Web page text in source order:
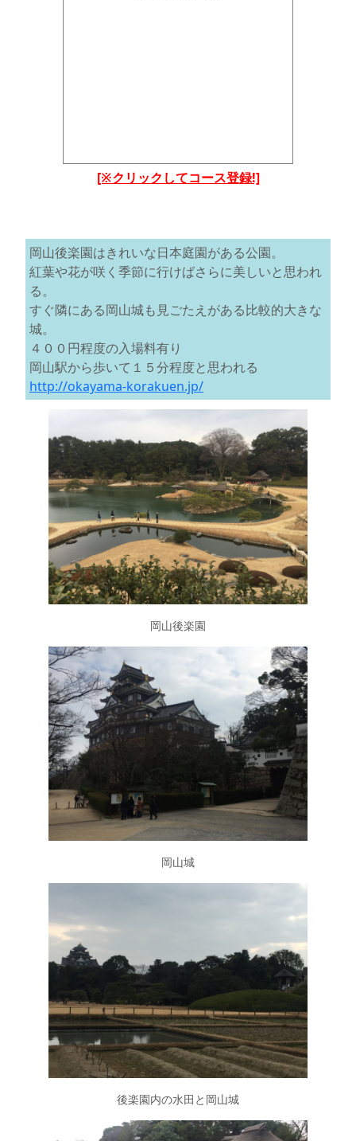
[※クリックしてコース登録!]
岡山後楽園はきれいな日本庭園がある公園。
紅葉や花が咲く季節に行けばさらに美しいと思われ
る。
すぐ隣にある岡山城も見ごたえがある比較的大きな
城。
４００円程度の入場料有り
岡山駅から歩いて１５分程度と思われる
http://okayama-korakuen.jp/
岡山後楽園
岡山城
後楽園内の水田と岡山城